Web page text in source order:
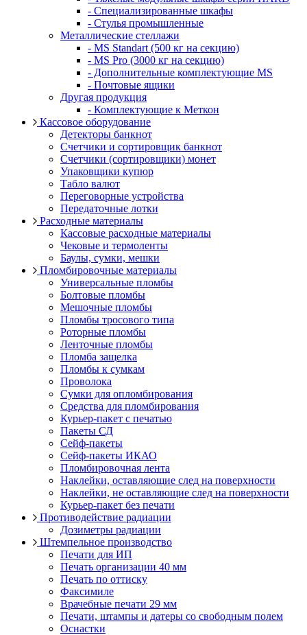
- Cпециализированные шкафы
- Стулья промышленные
Металлические стеллажи
- MS Standart (500 кг на секцию)
- MS Pro (3000 кг на секцию)
- Дополнительные комплектующие MS
- Почтовые ящики
Другая продукция
- Комплектующие к Меткон
Кассовое оборудование
Детекторы банкнот
Счетчики и сортировщик банкнот
Счетчики (сортировщики) монет
Упаковщики купюр
Табло валют
Переговорные устройства
Передаточные лотки
Расходные материалы
Кассовые расходные материалы
Чековые и термоленты
Баулы, сумки, мешки
Пломбировочные материалы
Универсальные пломбы
Болтовые пломбы
Мешочные пломбы
Пломбы тросового типа
Роторные пломбы
Ленточные пломбы
Пломба защелка
Пломбы к сумкам
Проволока
Сумки для опломбирования
Средства для пломбирования
Курьер-пакет с печатью
Пакеты СД
Сейф-пакеты
Сейф-пакеты ИКАО
Пломбировочная лента
Наклейки, оставляющие след на поверхности
Наклейки, не оставляющие след на поверхности
Курьер-пакет без печати
Противодействие радиации
Дозиметры радиации
Штемпельное производство
Печати для ИП
Печать организации 40 мм
Печать по оттиску
Факсимиле
Врачебные печати 29 мм
Печати, штампы и датеры со свободным полем
Оснастки